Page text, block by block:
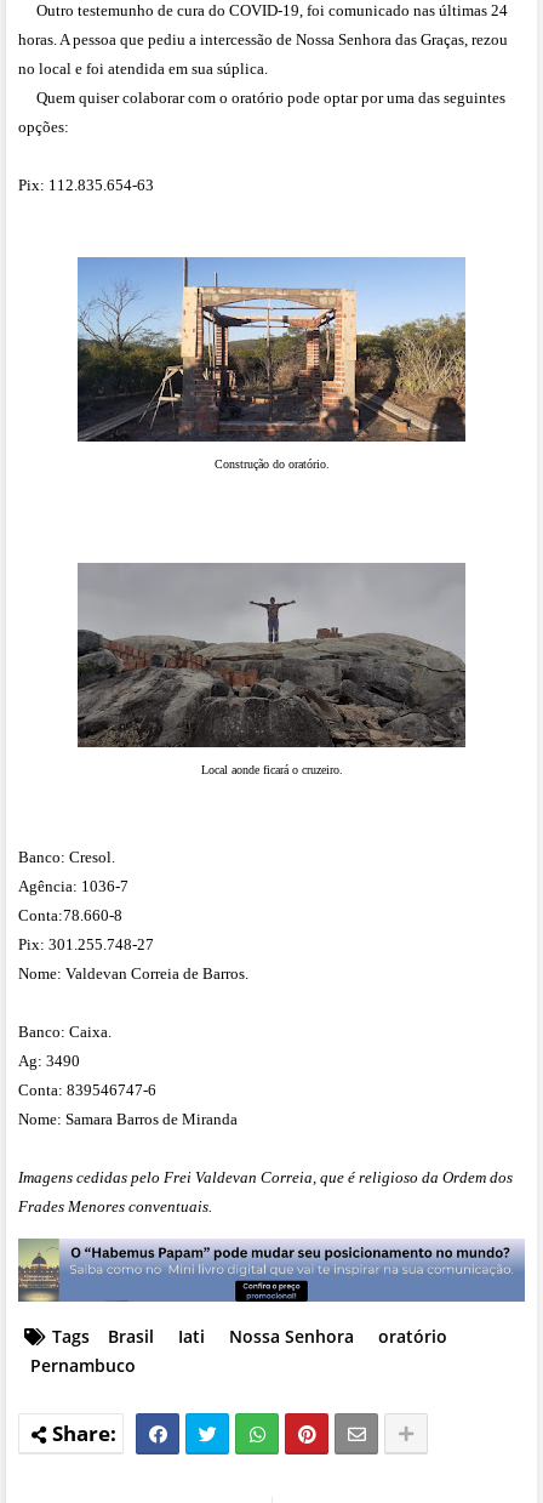
Outro testemunho de cura do COVID-19, foi comunicado nas últimas 24
horas. A pessoa que pediu a intercessão de Nossa Senhora das Graças, rezou
no local e foi atendida em sua súplica.
Quem quiser colaborar com o oratório pode optar por uma das seguintes
opções:
Pix: 112.835.654-63
Construção do oratório.
Local aonde ficará o cruzeiro.
Banco: Cresol.
Agência: 1036-7
Conta:78.660-8
Pix: 301.255.748-27
Nome: Valdevan Correia de Barros.
Banco: Caixa.
Ag: 3490
Conta: 839546747-6
Nome: Samara Barros de Miranda
Imagens cedidas pelo Frei Valdevan Correia, que é religioso da Ordem dos
Frades Menores conventuais.
Tags Brasil Iati Nossa Senhora
oratório
Pernambuco